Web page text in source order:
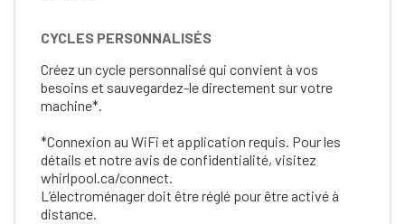
CYCLES PERSONNALISÉS
Créez un cycle personnalisé qui convient à vos
besoins et sauvegardez-le directement sur votre
machine*.
*Connexion au WiFi et application requis. Pour les
détails et notre avis de confidentialité, visitez
whirlpool.ca/connect.
L’électroménager doit être réglé pour être activé à
distance.